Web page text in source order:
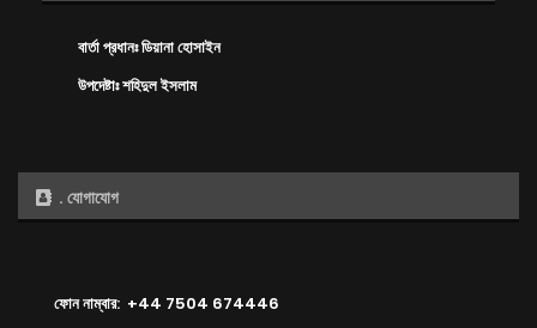
বার্তা প্রধানঃ ডিয়ানা হোসাইন
উপদেষ্টাঃ শহিদুল ইসলাম
. যোগাযোগ
ফোন নাম্বার: +44 7504 674446